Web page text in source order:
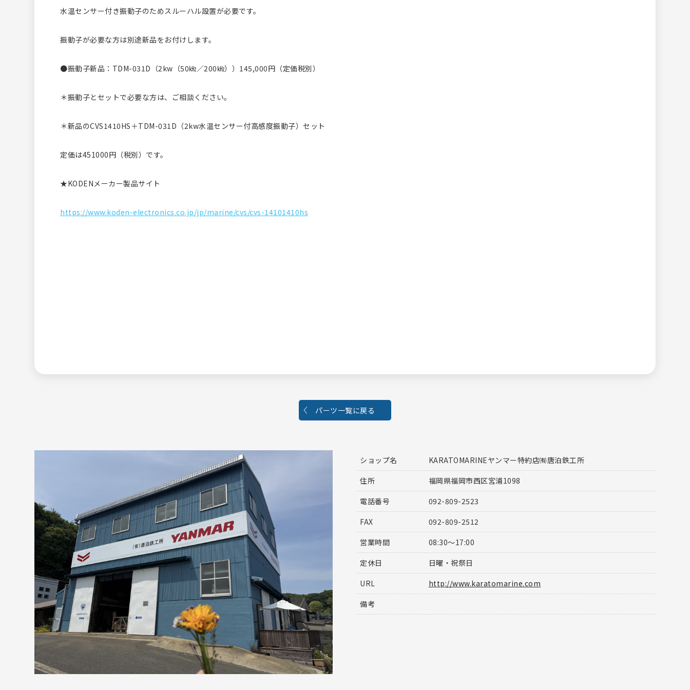
水温センサー付き振動子のためスルーハル設置が必要です。
振動子が必要な方は別途新品をお付けします。
●振動子新品：TDM-031D（2kw（50㎑／200㎑））145,000円（定価税別）
＊振動子とセットで必要な方は、ご相談ください。
＊新品のCVS1410HS＋TDM-031D（2kw水温センサー付高感度振動子）セット
定価は451000円（税別）です。
★KODENメーカー製品サイト
https://www.koden-electronics.co.jp/jp/marine/cvs/cvs-14101410hs
パーツ一覧に戻る
ショップ名
KARATOMARINEヤンマー特約店㈲唐泊鉄工所
住所
福岡県福岡市西区宮浦1098
電話番号
092-809-2523
FAX
092-809-2512
営業時間
08:30～17:00
定休日
日曜・祝祭日
URL
http://www.karatomarine.com
備考